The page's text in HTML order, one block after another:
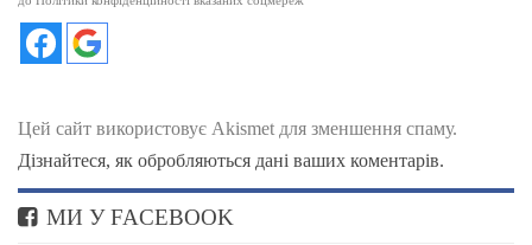
Цей сайт використовує Akismet для зменшення спаму.
Дізнайтеся, як обробляються дані ваших коментарів.
МИ У FACEBOOK